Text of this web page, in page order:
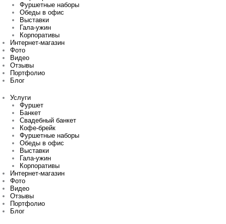
Фуршетные наборы
Обеды в офис
Выставки
Гала-ужин
Корпоративы
Интернет-магазин
Фото
Видео
Отзывы
Портфолио
Блог
Услуги
Фуршет
Банкет
Свадебный банкет
Кофе-брейк
Фуршетные наборы
Обеды в офис
Выставки
Гала-ужин
Корпоративы
Интернет-магазин
Фото
Видео
Отзывы
Портфолио
Блог